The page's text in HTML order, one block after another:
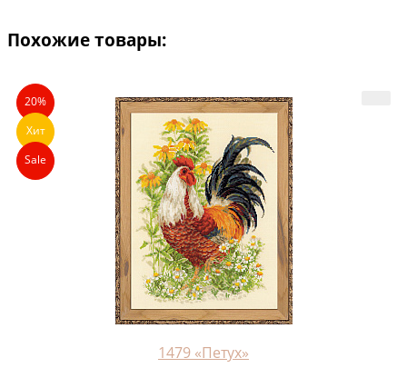
Похожие товары:
20%
Хит
Sale
1479 «Петух»